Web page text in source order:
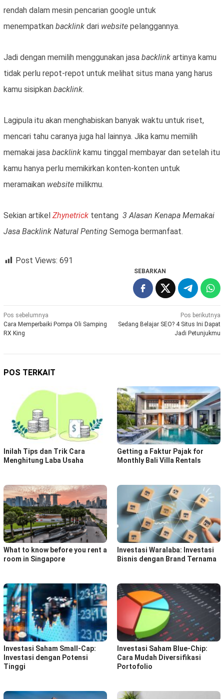
rendah dalam mesin pencarian google untuk
menempatkan backlink dari website pelanggannya.
Jadi dengan memilih menggunakan jasa backlink artinya kamu
tidak perlu repot-repot untuk melihat situs mana yang harus
kamu sisipkan backlink.
Lagipula itu akan menghabiskan banyak waktu untuk riset,
mencari tahu caranya juga hal lainnya. Jika kamu memilih
memakai jasa backlink kamu tinggal membayar dan setelah itu
kamu hanya perlu memikirkan konten-konten untuk
meramaikan website milikmu.
Sekian artikel Zhynetrick tentang 3 Alasan Kenapa Memakai
Jasa Backlink Natural Penting Semoga bermanfaat.
Post Views: 691
SEBARKAN
Navigasi
pos
Pos sebelumnya
Cara Memperbaiki Pompa Oli Samping
RX King
Pos berikutnya
Sedang Belajar SEO? 4 Situs Ini Dapat
Jadi Petunjukmu
POS TERKAIT
Inilah Tips dan Trik Cara
Menghitung Laba Usaha
Getting a Faktur Pajak for
Monthly Bali Villa Rentals
What to know before you rent a
room in Singapore
Investasi Waralaba: Investasi
Bisnis dengan Brand Ternama
Investasi Saham Small-Cap:
Investasi dengan Potensi
Tinggi
Investasi Saham Blue-Chip:
Cara Mudah Diversifikasi
Portofolio